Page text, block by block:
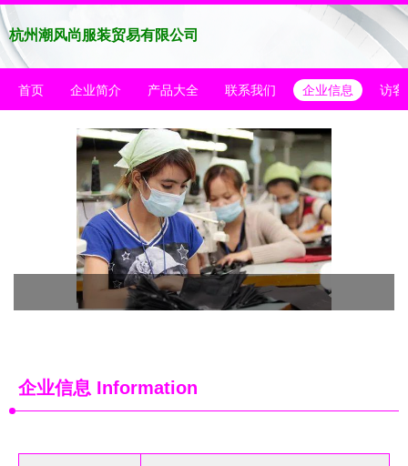
杭州潮风尚服装贸易有限公司
首页 企业简介 产品大全 联系我们 企业信息 访客
企业信息 Information